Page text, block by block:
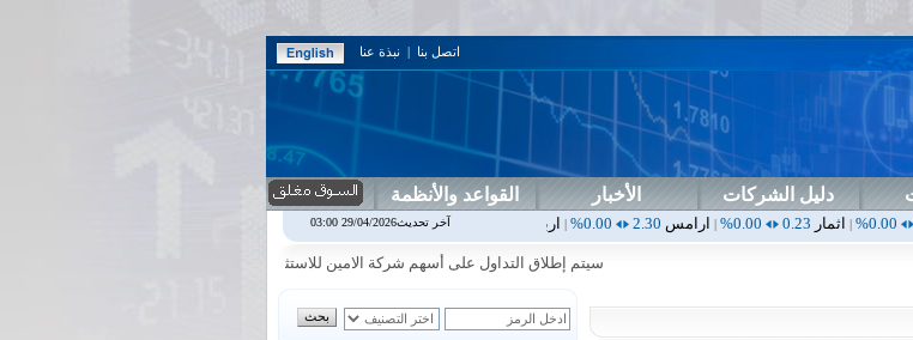
اتصل بنا | نبذة عنا
دليل الشركات الأخبار القواعد والأنظمة
0.23
|ارامس2.30
0.00%
|اربيل0.00
0.00%
0.00%
|اسفنج1.87
سيتم إطلاق التداول على أسهم شركة الامين للاستثمار المالي في جلسة الاحد الموافق 2026/8/9